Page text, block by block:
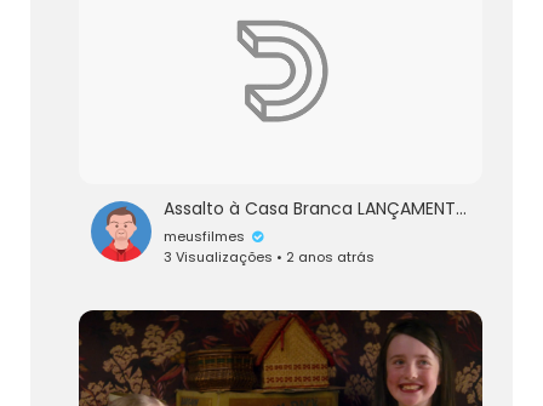
Assalto à Casa Branca LANÇAMENTO 2023 FILME COMPLETO E DUBLADO MELHOR FILME DE AÇÃO E GUERRA 2023
meusfilmes
3 Visualizações • 2 anos atrás